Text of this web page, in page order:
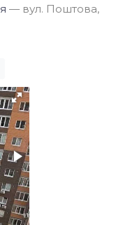
— вул. Поштова,